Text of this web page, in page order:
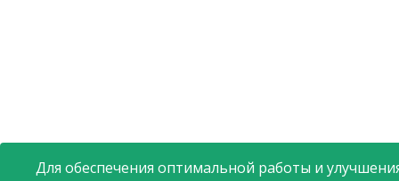
Для обеспечения оптимальной работы и